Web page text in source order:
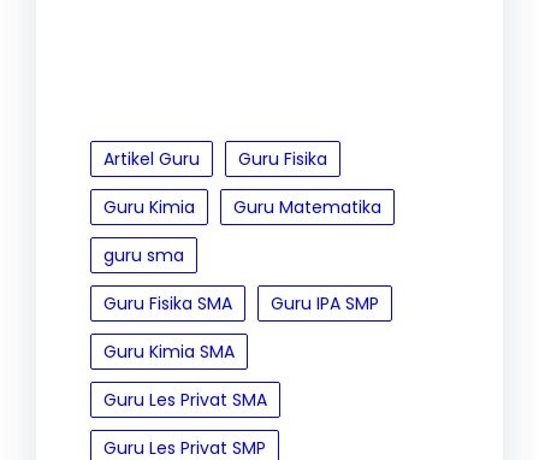
Artikel Guru
Guru Fisika
Guru Kimia
Guru Matematika
guru sma
Guru Fisika SMA
Guru IPA SMP
Guru Kimia SMA
Guru Les Privat SMA
Guru Les Privat SMP